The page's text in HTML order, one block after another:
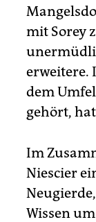
mit Sorey
erweitere.
dem
gehört,
Im
Niescier
Wissen